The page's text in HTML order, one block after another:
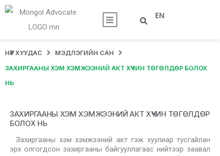
EN
НҮҮР ХУУДАС МЭДЛЭГИЙН САН
ЗАХИРГААНЫ ХЭМ ХЭМЖЭЭНИЙ АКТ ХҮЧИН ТӨГӨЛДӨР БОЛОХ
НЬ
ЗАХИРГААНЫ ХЭМ ХЭМЖЭЭНИЙ АКТ ХҮЧИН ТӨГӨЛДӨР
БОЛОХ НЬ
Захиргааны хэм хэмжээний акт гэж хуулиар тусгайлан
эрх олгогдсон захиргааны байгууллагаас нийтээр заавал